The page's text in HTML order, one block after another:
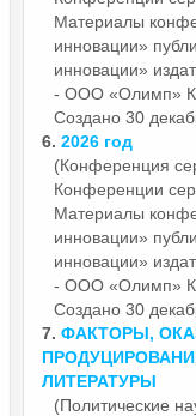
Материалы
инновации»
инновации»
- ООО «Олимп»
Создано 30
6. 2026 год
(Конференция
Конференции
Материалы
инновации»
инновации»
- ООО «Олимп»
Создано 30
7. ФАКТОРЫ,
ЛИТЕРАТУРЫ
(Политические